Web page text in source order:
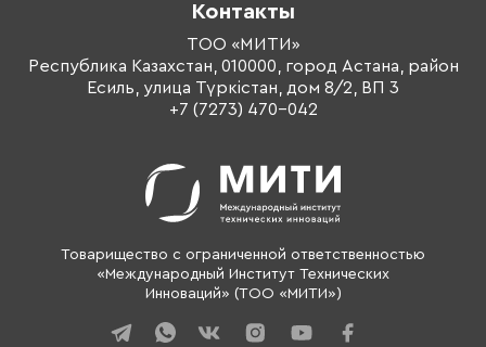
Товарищество с ограниченной ответственностью
«Международный Институт Технических
Инноваций» (ТОО «МИТИ»)
Оплата обучения
Тренеры
О компании
Контакты
Контакты
ТОО «МИТИ»
Республика Казахстан, 010000, город Астана, район
Есиль, улица Түркістан, дом 8/2, ВП 3
+7 (7273) 470-042